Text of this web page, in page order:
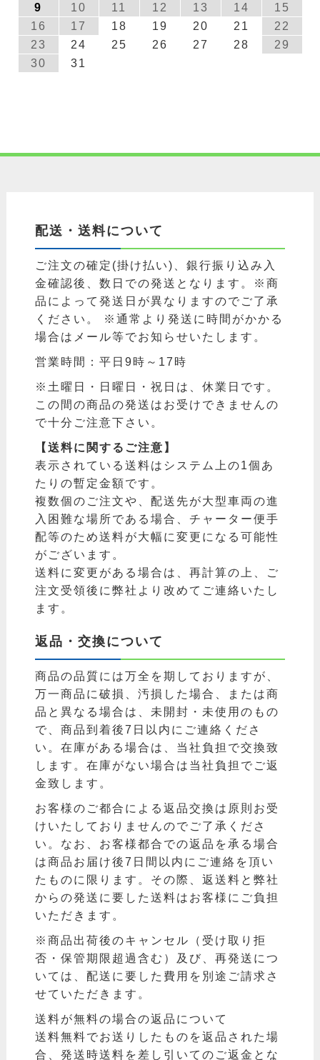
9
10 11 12 13 14
15
16
17 18 19 20 21
22
23
24 25 26 27 28
29
30
31
配送・送料について
ご注文の確定(掛け払い)、銀行振り込み入
金確認後、数日での発送となります。※商
品によって発送日が異なりますのでご了承
ください。 ※通常より発送に時間がかかる
場合はメール等でお知らせいたします。
営業時間：平日9時～17時
※土曜日・日曜日・祝日は、休業日です。
この間の商品の発送はお受けできませんの
で十分ご注意下さい。
【送料に関するご注意】
表示されている送料はシステム上の1個あ
たりの暫定金額です。
複数個のご注文や、配送先が大型車両の進
入困難な場所である場合、チャーター便手
配等のため送料が大幅に変更になる可能性
がございます。
送料に変更がある場合は、再計算の上、ご
注文受領後に弊社より改めてご連絡いたし
ます。
返品・交換について
商品の品質には万全を期しておりますが、
万一商品に破損、汚損した場合、または商
品と異なる場合は、未開封・未使用のもの
で、商品到着後7日以内にご連絡くださ
い。在庫がある場合は、当社負担で交換致
します。在庫がない場合は当社負担でご返
金致します。
お客様のご都合による返品交換は原則お受
けいたしておりませんのでご了承くださ
い。なお、お客様都合での返品を承る場合
は商品お届け後7日間以内にご連絡を頂い
たものに限ります。その際、返送料と弊社
からの発送に要した送料はお客様にご負担
いただきます。
※商品出荷後のキャンセル（受け取り拒
否・保管期限超過含む）及び、再発送につ
いては、配送に要した費用を別途ご請求さ
せていただきます。
送料が無料の場合の返品について
送料無料でお送りしたものを返品された場
合、発送時送料を差し引いてのご返金とな